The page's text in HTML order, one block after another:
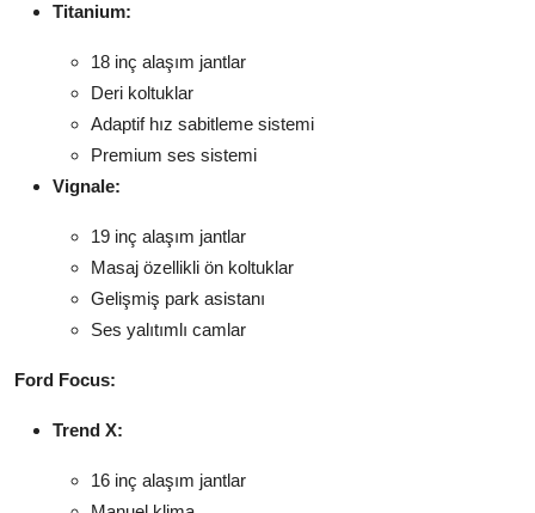
Titanium:
18 inç alaşım jantlar
Deri koltuklar
Adaptif hız sabitleme sistemi
Premium ses sistemi
Vignale:
19 inç alaşım jantlar
Masaj özellikli ön koltuklar
Gelişmiş park asistanı
Ses yalıtımlı camlar
Ford Focus:
Trend X:
16 inç alaşım jantlar